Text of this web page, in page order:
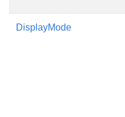
DisplayMode